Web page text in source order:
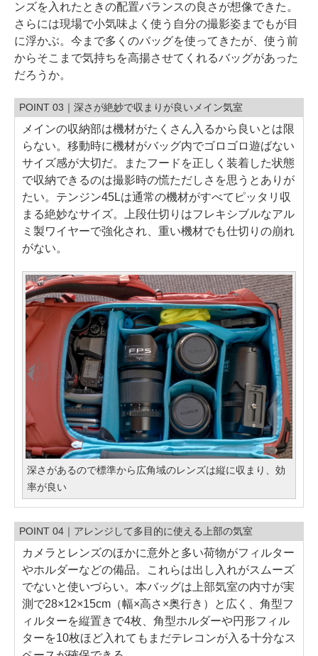
ンズを入れたときの配置バランスの良さが想像できた。
さらには現場で小気味よく使う自分の撮影姿までもが目
に浮かぶ。今まで多くのバッグを使ってきたが、使う前
からそこまで気持ちを高揚させてくれるバッグがあった
だろうか。
POINT 03｜深さが絶妙で収まりが良いメイン気室
メインの収納部は機材がたくさん入るから良いとは限
らない。移動時に機材がバッグ内でゴロゴロ遊ばない
サイズ感が大切だ。またフードを正しく装着した状態
で収納できるのは撮影時の慌ただしさを思うとありが
たい。テンジン45Lは通常の機材がすべてピッタリ収
まる絶妙なサイズ。上段仕切りはフレキシブルなアル
ミ製ワイヤーで強化され、重い機材でも仕切りの崩れ
がない。
深さがあるので標準から広角域のレンズは縦に収まり、効
率が良い
POINT 04｜アレンジして多目的に使える上部の気室
カメラとレンズのほかに意外と多い荷物がフィルター
やホルダーなどの備品。これらは出し入れがスムーズ
でないと使いづらい。本バッグは上部気室の内寸が実
測で28×12×15cm（幅×高さ×奥行き）と広く、角型フ
ィルターを縦置きで4枚、角型ホルダーや円形フィル
ターを10枚ほど入れてもまだテレコンが入る十分なス